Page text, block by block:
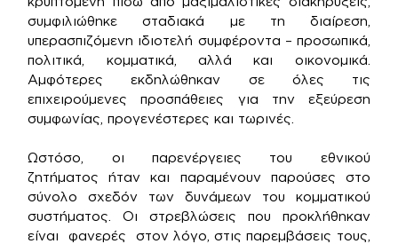
συμφιλιώθηκε σταδιακά με τη διαίρεση,
υπερασπιζόμενη ιδιοτελή συμφέροντα – προσωπικά,
πολιτικά, κομματικά, αλλά και οικονομικά.
Αμφότερες εκδηλώθηκαν σε όλες τις
επιχειρούμενες προσπάθειες για την εξεύρεση
συμφωνίας, προγενέστερες και τωρινές.
Ωστόσο, οι παρενέργειες του εθνικού
ζητήματος ήταν και παραμένουν παρούσες στο
σύνολο σχεδόν των δυνάμεων του κομματικού
συστήματος. Οι στρεβλώσεις που προκλήθηκαν
είναι φανερές στον λόγο, στις παρεμβάσεις τους,